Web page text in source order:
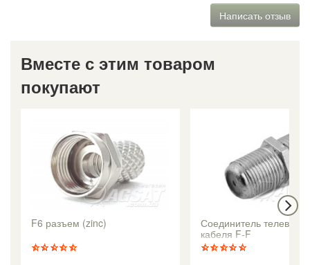
Написать отзыв
Вместе с этим товаром
покупают
F6 разъем (zinc)
Соединитель
кабеля F-F